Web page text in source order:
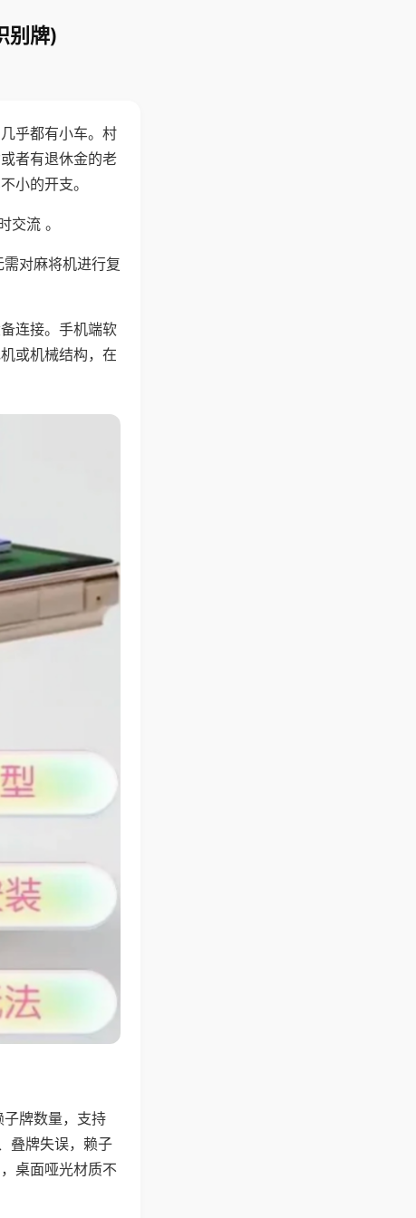
别牌)
乎都有小车。村
者有退休金的老
小的开支。
流 。
对麻将机进行复
连接。手机端软
或机械结构，在
子牌数量，支持
叠牌失误，赖子
桌面哑光材质不